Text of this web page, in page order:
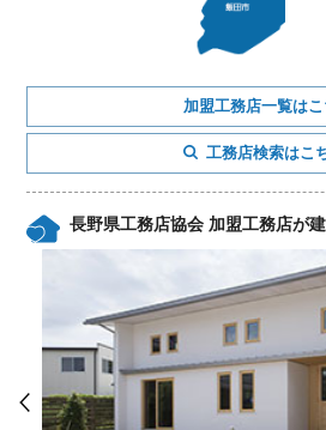
加盟工務店一覧はこ
工務店検索はこ
長野県工務店協会 加盟工務店が